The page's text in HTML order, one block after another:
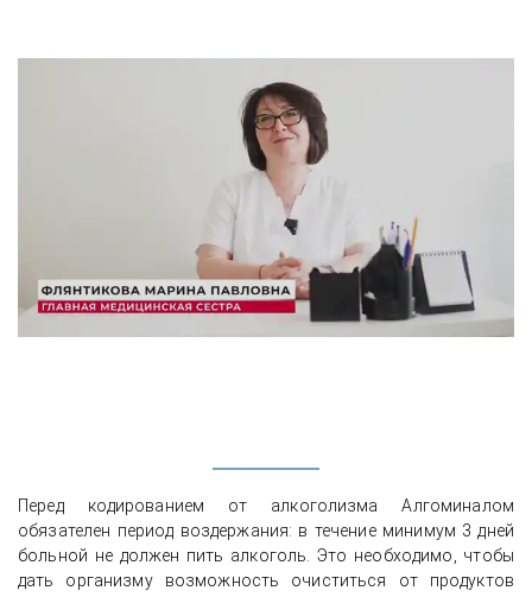
Перед кодированием от алкоголизма Алгоминалом
обязателен период воздержания: в течение минимум 3 дней
больной не должен пить алкоголь. Это необходимо, чтобы
дать организму возможность очиститься от продуктов